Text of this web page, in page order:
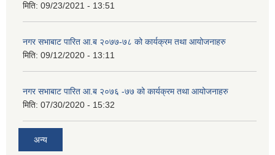
मिति: 09/23/2021 - 13:51
नगर सभाबाट पारित आ.ब २०७७-७८ को कार्यक्रम तथा आयोजनाहरु
मिति: 09/12/2020 - 13:11
नगर सभाबाट पारित आ.ब २०७६ -७७ को कार्यक्रम तथा आयोजनाहरु
मिति: 07/30/2020 - 15:32
अन्य